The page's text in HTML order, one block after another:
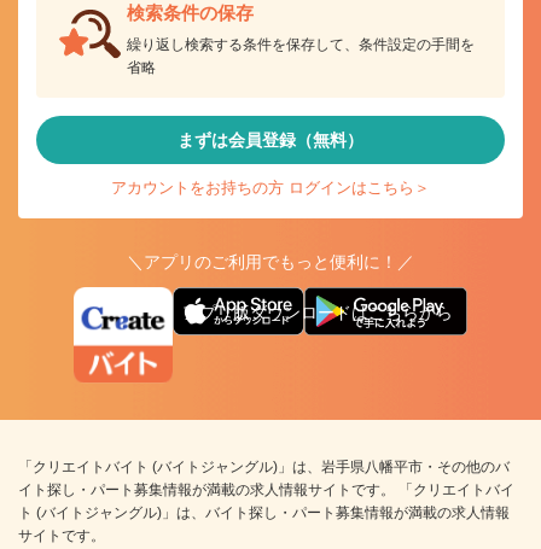
検索条件の保存
繰り返し検索する条件を保存して、条件設定の手間を
省略
まずは会員登録（無料）
アカウントをお持ちの方 ログインはこちら＞
＼アプリのご利用でもっと便利に！／
アプリ版ダウンロードはこちらから
「クリエイトバイト (バイトジャングル)」は、岩手県八幡平市・その他のバ
イト探し・パート募集情報が満載の求人情報サイトです。 「クリエイトバイ
ト (バイトジャングル)」は、バイト探し・パート募集情報が満載の求人情報
サイトです。